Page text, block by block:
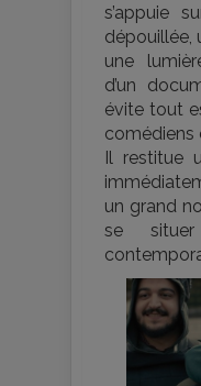
s’appuie
dépouillée,
une
d’un
évite tout
comédiens
Il restitue
un grand
se